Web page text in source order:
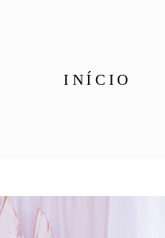
INÍCIO